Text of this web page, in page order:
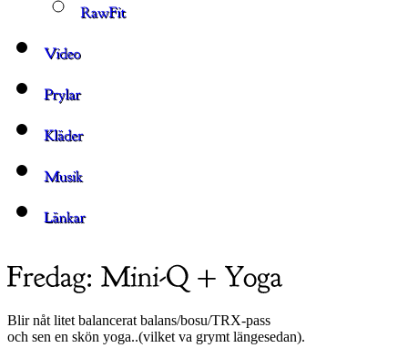
Blir nåt litet balancerat balans/bosu/TRX-pass
och sen en skön yoga..(vilket va grymt längesedan).